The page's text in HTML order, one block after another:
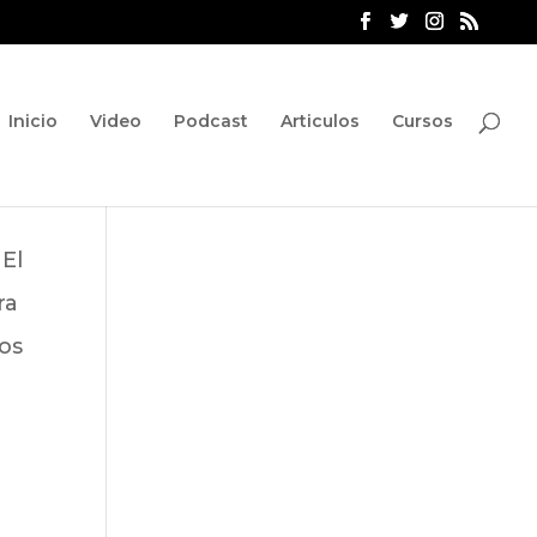
Inicio Video Podcast Articulos Cursos